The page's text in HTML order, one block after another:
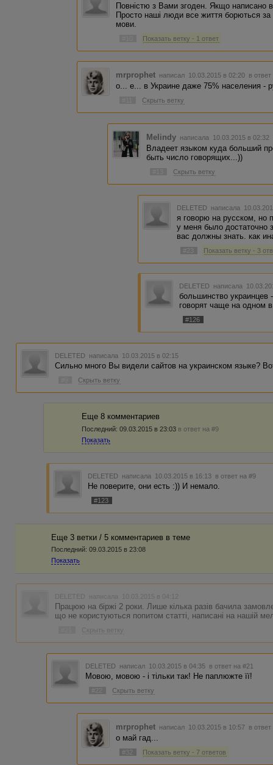
Повністю з Вами згоден. Якщо написано
Просто наші люди все життя борються за
мови.
Показать ветку - 1 ответ
mrprophet написал 10.03.2015 в 02:20 в
о... е... в Украине даже 75% населения -
Скрыть ветку
Melindy написала 10.03.2015 в 02:32
Владеет языком куда больший
быть число говорящих...))
Скрыть ветку
DELETED написала
я говорю на русском, но
у меня было достаточно
вас должны знать. как
#23 Показать ветку - 3
DELETED написала
большинство
говорят чаще на одном
#126
DELETED написала 10.03.2015 в 02:15
Сильно много Вы видели сайтов на украинском языке?
Скрыть ветку
Еще 8 комментариев
Последний: 09.03.2015 в 23:03 в ответ на #9
Показать
DELETED написала 10.03.2015 в 16:13 в ответ на #9
Не поверите, они есть :)) И немало.
#123
Еще 3 ветки / 5 комментариев в темe
Последний: 09.03.2015 в 23:08
Показать
DELETED написала 10.03.2015 в 04:12
Працюю на біржі 2 роки. Лише кілька разів бачила
що не користуються попитом статті, написані на нашій
Скрыть ветку
DELETED написал 10.03.2015 в 04:35 в ответ на #21
Мовою, мовою - і тільки так! Не паплюжте її!
Скрыть ветку
mrprophet написал 10.03.2015 в 10:57 в
о май гад...
#32 Показать ветку - 7 ответов